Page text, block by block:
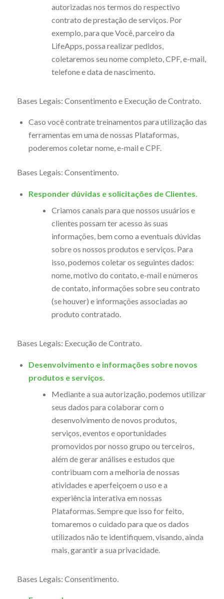
autorizadas nos termos do respectivo
contrato de prestação de serviços. Por
exemplo, para que Você, parceiro da
LifeApps, possa realizar pedidos,
coletaremos seu nome completo, CPF, e-mail,
telefone e data de nascimento.
Bases Legais: Consentimento e Execução de Contrato.
Caso você contrate treinamentos para utilização das
ferramentas em uma de nossas Plataformas,
poderemos coletar nome, e-mail e CPF.
Bases Legais: Consentimento.
Responder dúvidas e solicitações de Clientes.
Criamos canais para que nossos usuários e
clientes possam ter acesso às suas
informações, bem como a eventuais dúvidas
sobre os nossos produtos e serviços. Para
isso, podemos coletar os seguintes dados:
nome, motivo do contato, e-mail e números
de contato, informações sobre seu contrato
(se houver) e informações associadas ao
produto contratado.
Bases Legais: Execução de Contrato.
Desenvolvimento e informações sobre novos
produtos e serviços.
Mediante a sua autorização, podemos utilizar
seus dados para colaborar com o
desenvolvimento de novos produtos,
serviços, eventos e oportunidades
promovidos por nosso grupo ou terceiros,
além de gerar análises e estudos que
contribuam com a melhoria de nossas
atividades e aperfeiçoem o uso e a
experiência interativa em nossas
Plataformas. Sempre que isso for feito,
tomaremos o cuidado para que os dados
utilizados não te identifiquem, visando, ainda
mais, garantir a sua privacidade.
Bases Legais: Consentimento.